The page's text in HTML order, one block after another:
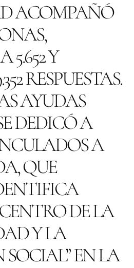
ACOMPAÑÓ
5.652 Y
RESPUESTAS.
AYUDAS
DEDICÓ A
A
QUE
DE LA
Y LA
SOCIAL” EN LA